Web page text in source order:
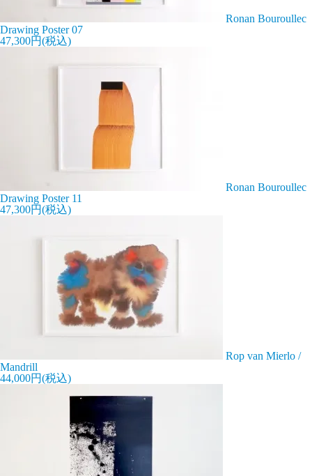
Ronan Bouroullec
Drawing Poster 07
47,300円(税込)
Ronan Bouroullec
Drawing Poster 11
47,300円(税込)
Rop van Mierlo /
Mandrill
44,000円(税込)